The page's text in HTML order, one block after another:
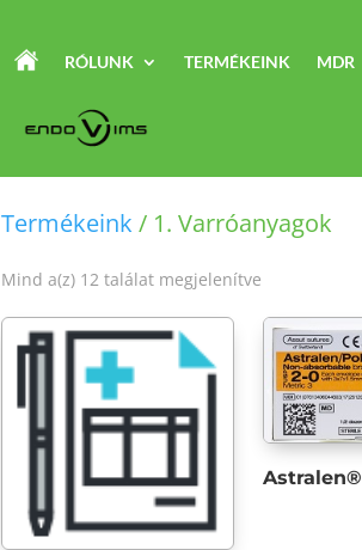
RÓLUNK TERMÉKEINK MDR
Termékeink / 1. Varróanyagok
Mind a(z) 12 találat megjelenítve
Astralen®